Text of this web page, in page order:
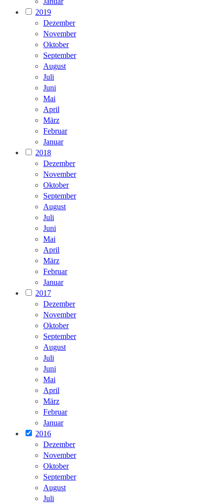
2019
Dezember
November
Oktober
September
August
Juli
Juni
Mai
April
März
Februar
Januar
2018
Dezember
November
Oktober
September
August
Juli
Juni
Mai
April
März
Februar
Januar
2017
Dezember
November
Oktober
September
August
Juli
Juni
Mai
April
März
Februar
Januar
2016
Dezember
November
Oktober
September
August
Juli